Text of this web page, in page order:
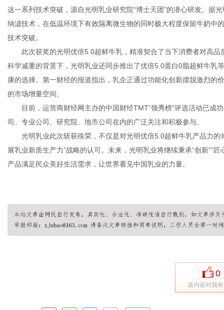
这一系列技术突破，源自光明乳业研究院“博士天团”的潜心研发。据
纳滤技术，在低温环境下有效隔离微生物的同时极大程度保留牛奶中
技术突破。
此次获奖的光明优倍5.0超鲜牛乳，精准契合了当下消费者对高
科学减重的背景下，光明乳业还同步推出了优倍5.0蛋白0脂超鲜牛乳
康的选择。第一财经的报道指出，乳企正通过功能化创新摆脱激烈的
的市场增量空间。
目前，运营商财经网主办的中国财经TMT“领秀榜”评选活动已成
司、专业公司、研究院、地市公司在内的广泛关注和积极参与。
光明乳业此次斩获殊荣，不仅是对光明优倍5.0超鲜牛乳产品力
展乳业新质生产力”战略的认可。未来，光明乳业将继续秉承“创新”“
产品满足民众美好生活需求，让世界看见中国乳业的力量。
0
该内容对我